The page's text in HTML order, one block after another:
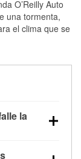
O’Reilly Auto
una tormenta,
el clima que se
la